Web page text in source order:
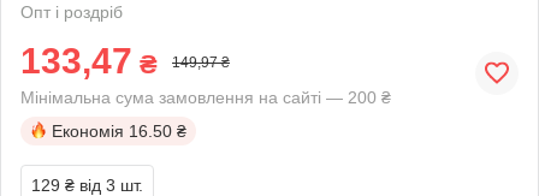
Опт і роздріб
133,47 ₴ 149,97 ₴
Мінімальна сума замовлення на сайті — 200 ₴
Економія 16.50 ₴
129 ₴ від 3 шт.